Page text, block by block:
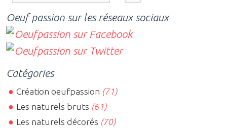
Oeuf passion sur les réseaux sociaux
Catégories
Création oeufpassion (71)
Les naturels bruts (61)
Les naturels décorés (70)